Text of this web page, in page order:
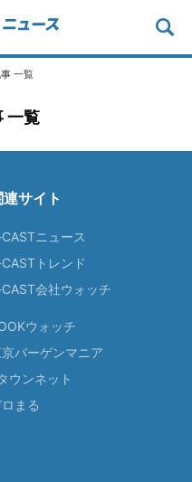
一覧
一覧
連サイト
ニュース
トレンド
会社ウォッチ
ウォッチ
バーゲンマニア
ウンネット
まる